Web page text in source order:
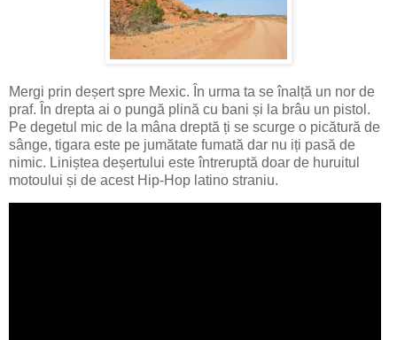
Mergi prin deșert spre Mexic. În urma ta se înalță un nor de
praf. În drepta ai o pungă plină cu bani și la brâu un pistol.
Pe degetul mic de la mâna dreptă ți se scurge o picătură de
sânge, tigara este pe jumătate fumată dar nu iți pasă de
nimic. Liniștea deșertului este întreruptă doar de huruitul
motoului și de acest Hip-Hop latino straniu.